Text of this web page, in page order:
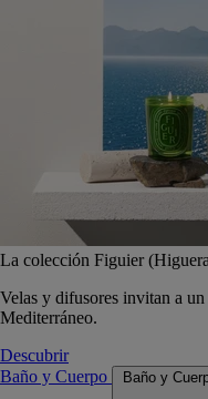
La colección Figuier
Velas y difusores invitan a
Mediterráneo.
Descubrir
Baño y Cuerpo
Baño y